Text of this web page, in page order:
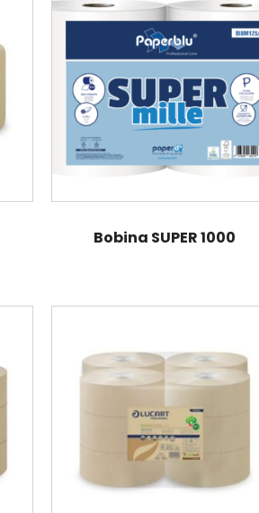
Bobina SUPER 1000